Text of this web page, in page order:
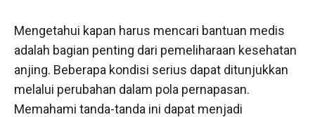
Mengetahui kapan harus mencari bantuan medis
adalah bagian penting dari pemeliharaan kesehatan
anjing. Beberapa kondisi serius dapat ditunjukkan
melalui perubahan dalam pola pernapasan.
Memahami tanda-tanda ini dapat menjadi